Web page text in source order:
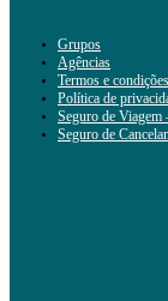
Grupos
Agências
Termos e
Política de
Seguro de Viagem
Seguro de